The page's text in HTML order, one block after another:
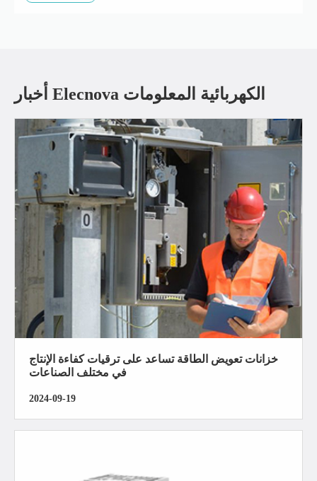
أخبار Elecnova الكهربائية المعلومات
خزانات تعويض الطاقة تساعد على ترقيات كفاءة الإنتاج
في مختلف الصناعات
2024-09-19